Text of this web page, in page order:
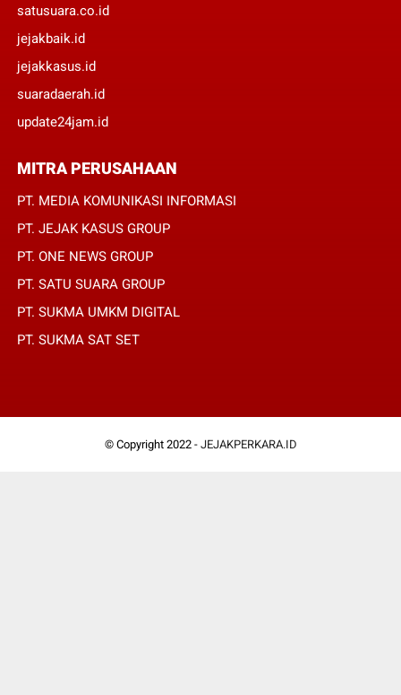
satusuara.co.id
jejakbaik.id
jejakkasus.id
suaradaerah.id
update24jam.id
MITRA PERUSAHAAN
PT. MEDIA KOMUNIKASI INFORMASI
PT. JEJAK KASUS GROUP
PT. ONE NEWS GROUP
PT. SATU SUARA GROUP
PT. SUKMA UMKM DIGITAL
PT. SUKMA SAT SET
© Copyright 2022 - JEJAKPERKARA.ID